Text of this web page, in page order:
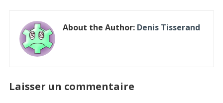
About the Author: Denis Tisserand
Laisser un commentaire